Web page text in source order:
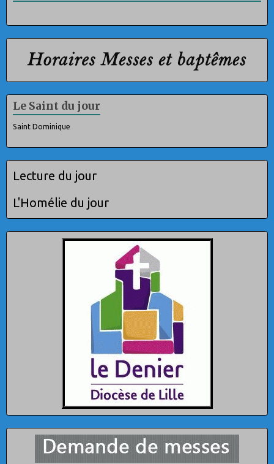
Le Saint du jour
Saint Dominique
Lecture du jour
L'Homélie du jour